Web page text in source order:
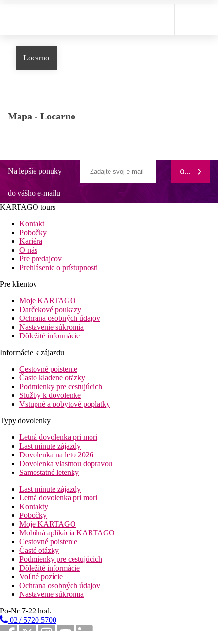
Locarno
Mapa - Locarno
Najlepšie ponuky
do vášho e-mailu
ODOBERAŤ
KARTAGO tours
Kontakt
Pobočky
Kariéra
O nás
Pre predajcov
Prehlásenie o prístupnosti
Pre klientov
Moje KARTAGO
Darčekové poukazy
Ochrana osobných údajov
Nastavenie súkromia
Dôležité informácie
Informácie k zájazdu
Cestovné poistenie
Často kladené otázky
Podmienky pre cestujúcich
Služby k dovolenke
Vstupné a pobytové poplatky
Typy dovolenky
Letná dovolenka pri mori
Last minute zájazdy
Dovolenka na leto 2026
Dovolenka vlastnou dopravou
Samostatné letenky
Last minute zájazdy
Letná dovolenka pri mori
Kontakty
Pobočky
Moje KARTAGO
Mobilná aplikácia KARTAGO
Cestovné poistenie
Časté otázky
Podmienky pre cestujúcich
Dôležité informácie
Voľné pozície
Ochrana osobných údajov
Nastavenie súkromia
Po-Ne 7-22 hod.
02 / 5720 5700